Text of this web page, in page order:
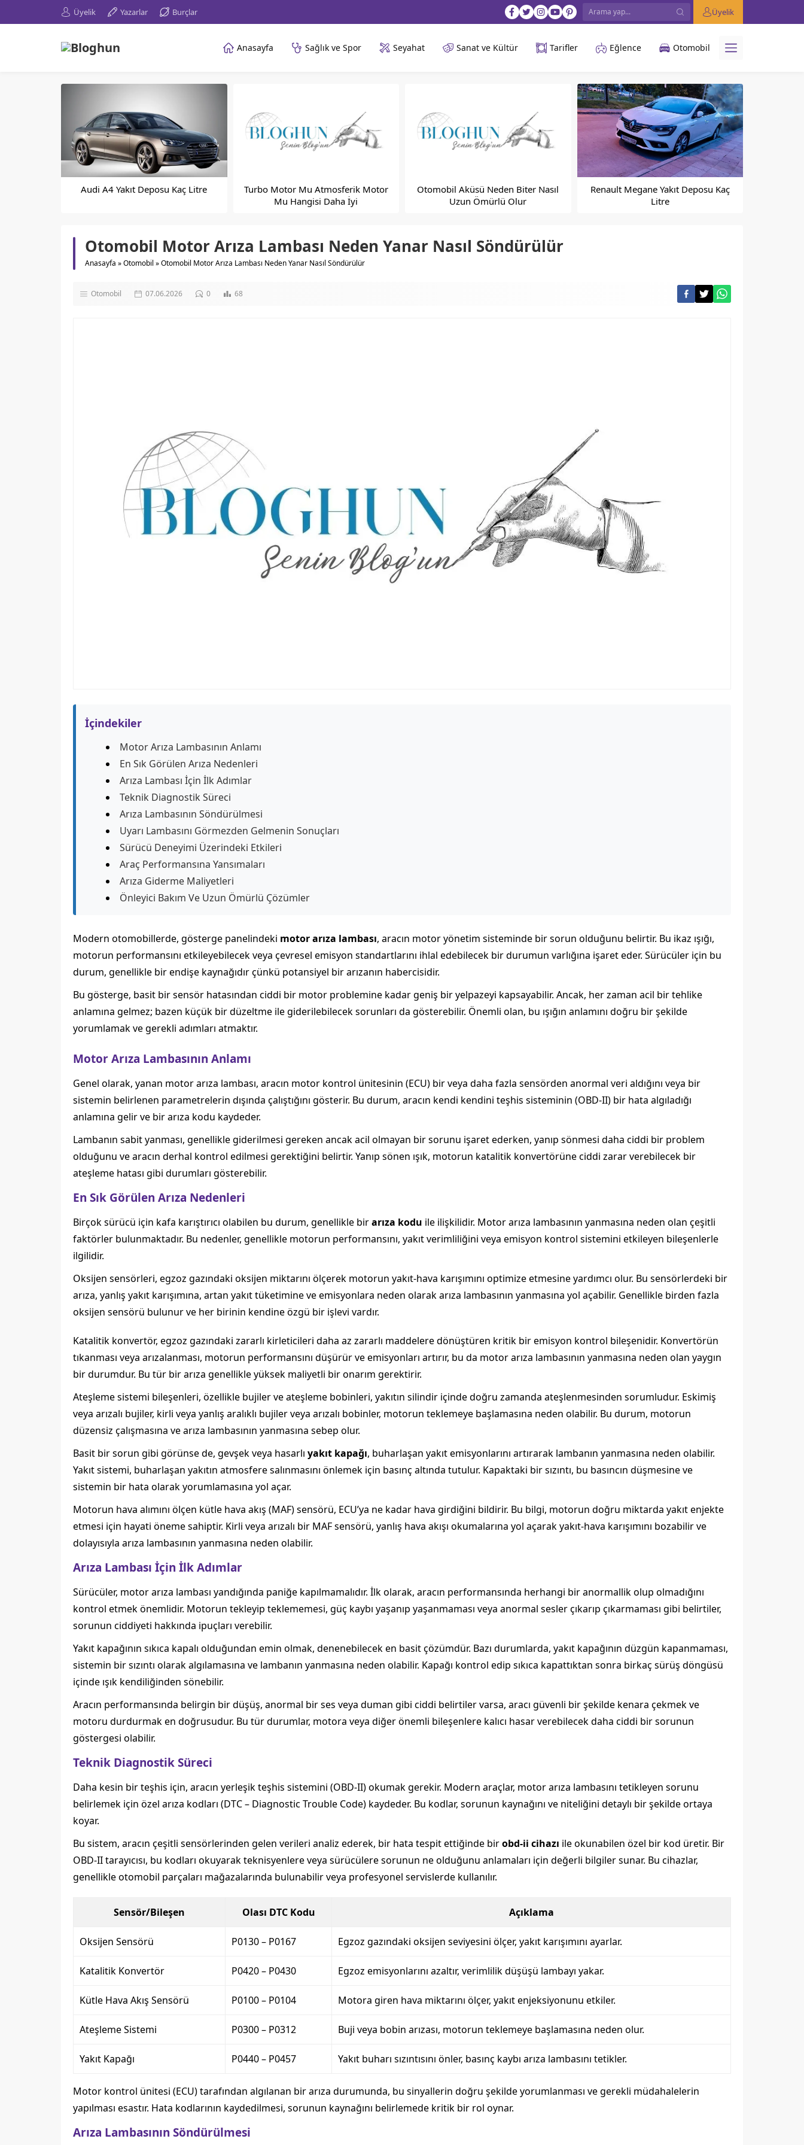
Üyelik Yazarlar Burçlar Üyelik
Anasayfa Sağlık ve Spor Seyahat Sanat ve Kültür Tarifler Eğlence Otomobil
Audi A4 Yakıt Deposu Kaç Litre
Turbo Motor Mu Atmosferik Motor
Mu Hangisi Daha İyi
Otomobil Aküsü Neden Biter Nasıl
Uzun Ömürlü Olur
Renault Megane Yakıt Deposu Kaç
Litre
Otomobil Motor Arıza Lambası Neden Yanar Nasıl Söndürülür
Anasayfa »Otomobil »Otomobil Motor Arıza Lambası Neden Yanar Nasıl Söndürülür
Otomobil 07.06.2026 0 68
İçindekiler
Motor Arıza Lambasının Anlamı
En Sık Görülen Arıza Nedenleri
Arıza Lambası İçin İlk Adımlar
Teknik Diagnostik Süreci
Arıza Lambasının Söndürülmesi
Uyarı Lambasını Görmezden Gelmenin Sonuçları
Sürücü Deneyimi Üzerindeki Etkileri
Araç Performansına Yansımaları
Arıza Giderme Maliyetleri
Önleyici Bakım Ve Uzun Ömürlü Çözümler
Modern otomobillerde, gösterge panelindeki motor arıza lambası, aracın motor yönetim sisteminde bir sorun olduğunu belirtir. Bu ikaz ışığı,
motorun performansını etkileyebilecek veya çevresel emisyon standartlarını ihlal edebilecek bir durumun varlığına işaret eder. Sürücüler için bu
durum, genellikle bir endişe kaynağıdır çünkü potansiyel bir arızanın habercisidir.
Bu gösterge, basit bir sensör hatasından ciddi bir motor problemine kadar geniş bir yelpazeyi kapsayabilir. Ancak, her zaman acil bir tehlike
anlamına gelmez; bazen küçük bir düzeltme ile giderilebilecek sorunları da gösterebilir. Önemli olan, bu ışığın anlamını doğru bir şekilde
yorumlamak ve gerekli adımları atmaktır.
Motor Arıza Lambasının Anlamı
Genel olarak, yanan motor arıza lambası, aracın motor kontrol ünitesinin (ECU) bir veya daha fazla sensörden anormal veri aldığını veya bir
sistemin belirlenen parametrelerin dışında çalıştığını gösterir. Bu durum, aracın kendi kendini teşhis sisteminin (OBD-II) bir hata algıladığı
anlamına gelir ve bir arıza kodu kaydeder.
Lambanın sabit yanması, genellikle giderilmesi gereken ancak acil olmayan bir sorunu işaret ederken, yanıp sönmesi daha ciddi bir problem
olduğunu ve aracın derhal kontrol edilmesi gerektiğini belirtir. Yanıp sönen ışık, motorun katalitik konvertörüne ciddi zarar verebilecek bir
ateşleme hatası gibi durumları gösterebilir.
En Sık Görülen Arıza Nedenleri
Birçok sürücü için kafa karıştırıcı olabilen bu durum, genellikle birarıza kodu ile ilişkilidir. Motor arıza lambasının yanmasına neden olan çeşitli
faktörler bulunmaktadır. Bu nedenler, genellikle motorun performansını, yakıt verimliliğini veya emisyon kontrol sistemini etkileyen bileşenlerle
ilgilidir.
Oksijen sensörleri, egzoz gazındaki oksijen miktarını ölçerek motorun yakıt-hava karışımını optimize etmesine yardımcı olur. Bu sensörlerdeki bir
arıza, yanlış yakıt karışımına, artan yakıt tüketimine ve emisyonlara neden olarak arıza lambasının yanmasına yol açabilir. Genellikle birden fazla
oksijen sensörü bulunur ve her birinin kendine özgü bir işlevi vardır.
Katalitik konvertör, egzoz gazındaki zararlı kirleticileri daha az zararlı maddelere dönüştüren kritik bir emisyon kontrol bileşenidir. Konvertörün
tıkanması veya arızalanması, motorun performansını düşürür ve emisyonları artırır, bu da motor arıza lambasının yanmasına neden olan yaygın
bir durumdur. Bu tür bir arıza genellikle yüksek maliyetli bir onarım gerektirir.
Ateşleme sistemi bileşenleri, özellikle bujiler ve ateşleme bobinleri, yakıtın silindir içinde doğru zamanda ateşlenmesinden sorumludur. Eskimiş
veya arızalı bujiler, kirli veya yanlış aralıklı bujiler veya arızalı bobinler, motorun teklemeye başlamasına neden olabilir. Bu durum, motorun
düzensiz çalışmasına ve arıza lambasının yanmasına sebep olur.
Basit bir sorun gibi görünse de, gevşek veya hasarlı yakıt kapağı, buharlaşan yakıt emisyonlarını artırarak lambanın yanmasına neden olabilir.
Yakıt sistemi, buharlaşan yakıtın atmosfere salınmasını önlemek için basınç altında tutulur. Kapaktaki bir sızıntı, bu basıncın düşmesine ve
sistemin bir hata olarak yorumlamasına yol açar.
Motorun hava alımını ölçen kütle hava akış (MAF) sensörü, ECU’ya ne kadar hava girdiğini bildirir. Bu bilgi, motorun doğru miktarda yakıt enjekte
etmesi için hayati öneme sahiptir. Kirli veya arızalı bir MAF sensörü, yanlış hava akışı okumalarına yol açarak yakıt-hava karışımını bozabilir ve
dolayısıyla arıza lambasının yanmasına neden olabilir.
Arıza Lambası İçin İlk Adımlar
Sürücüler, motor arıza lambası yandığında paniğe kapılmamalıdır. İlk olarak, aracın performansında herhangi bir anormallik olup olmadığını
kontrol etmek önemlidir. Motorun tekleyip teklememesi, güç kaybı yaşanıp yaşanmaması veya anormal sesler çıkarıp çıkarmaması gibi belirtiler,
sorunun ciddiyeti hakkında ipuçları verebilir.
Yakıt kapağının sıkıca kapalı olduğundan emin olmak, denenebilecek en basit çözümdür. Bazı durumlarda, yakıt kapağının düzgün kapanmaması,
sistemin bir sızıntı olarak algılamasına ve lambanın yanmasına neden olabilir. Kapağı kontrol edip sıkıca kapattıktan sonra birkaç sürüş döngüsü
içinde ışık kendiliğinden sönebilir.
Aracın performansında belirgin bir düşüş, anormal bir ses veya duman gibi ciddi belirtiler varsa, aracı güvenli bir şekilde kenara çekmek ve
motoru durdurmak en doğrusudur. Bu tür durumlar, motora veya diğer önemli bileşenlere kalıcı hasar verebilecek daha ciddi bir sorunun
göstergesi olabilir.
Teknik Diagnostik Süreci
Daha kesin bir teşhis için, aracın yerleşik teşhis sistemini (OBD-II) okumak gerekir. Modern araçlar, motor arıza lambasını tetikleyen sorunu
belirlemek için özel arıza kodları (DTC – Diagnostic Trouble Code) kaydeder. Bu kodlar, sorunun kaynağını ve niteliğini detaylı bir şekilde ortaya
koyar.
Bu sistem, aracın çeşitli sensörlerinden gelen verileri analiz ederek, bir hata tespit ettiğinde birobd-ii cihazı ile okunabilen özel bir kod üretir. Bir
OBD-II tarayıcısı, bu kodları okuyarak teknisyenlere veya sürücülere sorunun ne olduğunu anlamaları için değerli bilgiler sunar. Bu cihazlar,
genellikle otomobil parçaları mağazalarında bulunabilir veya profesyonel servislerde kullanılır.
Sensör/Bileşen Olası DTC Kodu Açıklama
Oksijen Sensörü P0130 – P0167 Egzoz gazındaki oksijen seviyesini ölçer, yakıt karışımını ayarlar.
Katalitik Konvertör P0420 – P0430 Egzoz emisyonlarını azaltır, verimlilik düşüşü lambayı yakar.
Kütle Hava Akış Sensörü P0100 – P0104 Motora giren hava miktarını ölçer, yakıt enjeksiyonunu etkiler.
Ateşleme Sistemi P0300 – P0312 Buji veya bobin arızası, motorun teklemeye başlamasına neden olur.
Yakıt Kapağı P0440 – P0457 Yakıt buharı sızıntısını önler, basınç kaybı arıza lambasını tetikler.
Motor kontrol ünitesi (ECU) tarafından algılanan bir arıza durumunda, bu sinyallerin doğru şekilde yorumlanması ve gerekli müdahalelerin
yapılması esastır. Hata kodlarının kaydedilmesi, sorunun kaynağını belirlemede kritik bir rol oynar.
Arıza Lambasının Söndürülmesi